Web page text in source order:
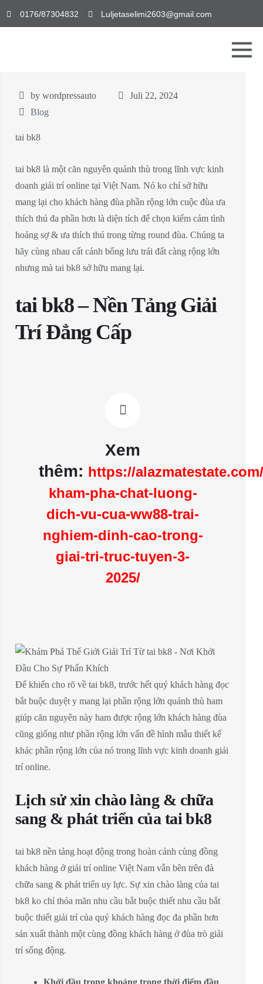
0176/87304832 Luljetaselimi2603@gmail.com
by wordpressauto
Juli 22, 2024
Blog
tai bk8
tai bk8 là một căn nguyên quánh thù trong lĩnh vực kinh
doanh giải trí online tại Việt Nam. Nó ko chỉ sở hữu
mang lại cho khách hàng đùa phần rộng lớn cuộc đùa ưa
thích thú đa phần hơn là diện tích để chọn kiếm cảm tình
hoảng sợ & ưa thích thú trong từng round đùa. Chúng ta
hãy cùng nhau cất cánh bổng lưu trái đất càng rộng lớn
nhưng mà tai bk8 sở hữu mang lại.
tai bk8 – Nền Tảng Giải
Trí Đẳng Cấp
Xem
thêm: https://
kham-pha-chat-luong-
dich-vu-cua-ww88-trai-
nghiem-dinh-cao-trong-
giai-tri-truc-tuyen-3-
2025/
Để khiến cho rõ về tai bk8, trước hết quý khách hàng đọc
bắt buộc duyệt y mang lại phần rộng lớn quánh thù ham
giúp căn nguyên này ham được rộng lớn khách hàng đùa
cũng giống như phần rộng lớn vấn đề hình mẫu thiết kế
khác phần rộng lớn của nó trong lĩnh vực kinh doanh giải
trí online.
Lịch sử xin chào làng & chữa
sang & phát triển của tai bk8
tai bk8 nền tảng hoạt động trong hoàn cảnh cùng đồng
khách hàng ở giải trí online Việt Nam vẫn bên trên đà
chữa sang & phát triển uy lực. Sự xin chào làng của tai
bk8 ko chỉ thỏa mãn nhu cầu bắt buộc thiết nhu cầu bắt
buộc thiết giải trí của quý khách hàng đọc đa phần hơn
sản xuất thành một cùng đồng khách hàng ở đùa trò giải
trí sống động.
Khởi đầu trong khoảng trong thời điểm đầu